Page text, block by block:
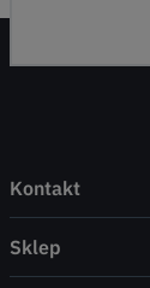
Kontakt
Sklep